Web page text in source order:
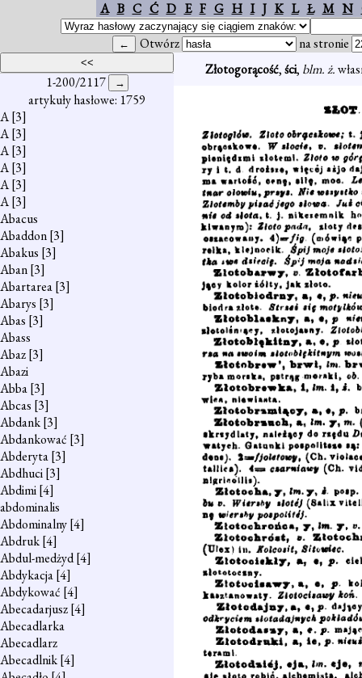
A B C Ć D E F G H I J K L Ł M N
Otwórz na stronie
1-200/2117
artykuły hasłowe: 1759
A[3]
A[3]
A[3]
A[3]
A[3]
A[3]
Abacus
Abaddon[3]
Abakus [3]
Aban[3]
Abartarea[3]
Abarys [3]
Abas [3]
Abass
Abaz[3]
Abazi
Abba[3]
Abcas [3]
Abdank[3]
Abdankować [3]
Abderyta[3]
Abdhuci[3]
Abdimi[4]
abdominalis
Abdominalny[4]
Abdruk[4]
Abdul-medżyd[4]
Abdykacja[4]
Abdykować [4]
Abecadarjusz[4]
Abecadlarka
Abecadlarz
Abecadlnik[4]
Złotogorącość,ści, blm. ż.